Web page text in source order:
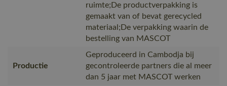
ruimte;De productverpakking is
gemaakt van of bevat gerecycled
materiaal;De verpakking waarin de
bestelling van MASCOT
Productie
Geproduceerd in Cambodja bij
gecontroleerde partners die al meer
dan 5 jaar met MASCOT werken